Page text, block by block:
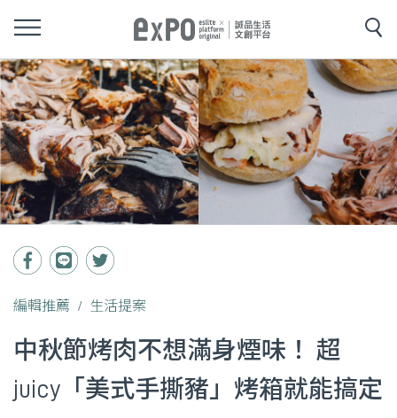
編輯推薦 生活提案
中秋節烤肉不想滿身煙味！ 超
juicy「美式手撕豬」烤箱就能搞定